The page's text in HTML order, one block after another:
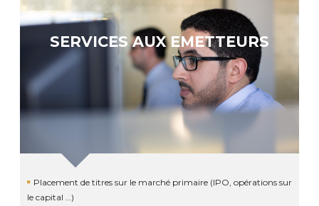
SERVICES AUX EMETTEURS
Placement de titres sur le marché primaire (IPO, opérations sur
le capital …)